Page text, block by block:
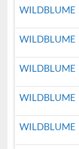
WILDBLUME
WILDBLUME
WILDBLUME
WILDBLUME
WILDBLUME